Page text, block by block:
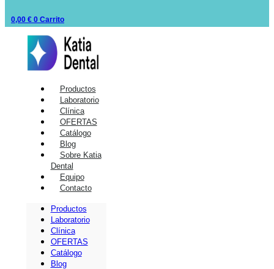
0,00 € 0 Carrito
Productos
Laboratorio
Clínica
OFERTAS
Catálogo
Blog
Sobre Katia
Dental
Equipo
Contacto
Productos
Laboratorio
Clínica
OFERTAS
Catálogo
Blog